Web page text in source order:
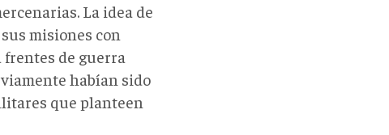
La idea de
misiones con
frentes de guerra
habían sido
que planteen